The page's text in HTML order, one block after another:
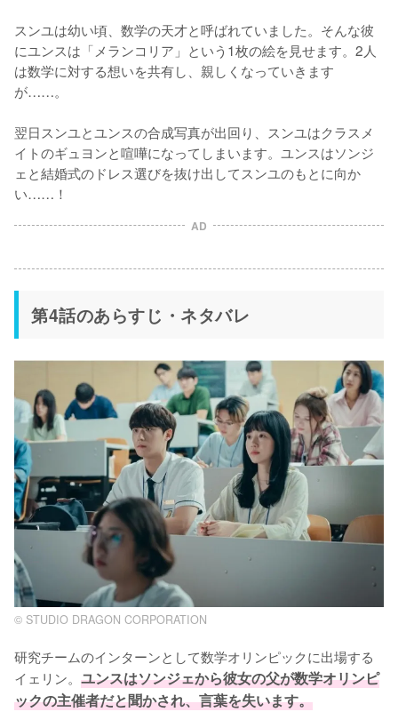
スンユは幼い頃、数学の天才と呼ばれていました。そんな彼
にユンスは「メランコリア」という1枚の絵を見せます。2人
は数学に対する想いを共有し、親しくなっていきます
が……。
翌日スンユとユンスの合成写真が出回り、スンユはクラスメ
イトのギュヨンと喧嘩になってしまいます。ユンスはソンジ
ェと結婚式のドレス選びを抜け出してスンユのもとに向か
い……！
AD
第4話のあらすじ・ネタバレ
© STUDIO DRAGON CORPORATION
研究チームのインターンとして数学オリンピックに出場する
イェリン。 ユンスはソンジェから彼女の父が数学オリンピ
ックの主催者だと聞かされ、言葉を失います。